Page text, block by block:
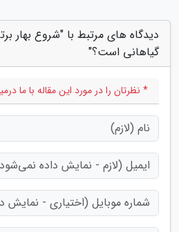
دیدگاه های مرتبط با "شروع بهار
گیاهانی است؟"
* نظرتان را در مورد این مقاله با ما